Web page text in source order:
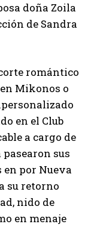
doña Zoila
de Sandra
romántico
Mikonos o
en el Club
a cargo de
sus
en por Nueva
su retorno
nido de
en menaje